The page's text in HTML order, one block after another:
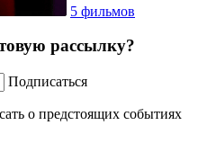
5 фильмов
рассылку?
Подписаться
о предстоящих событиях